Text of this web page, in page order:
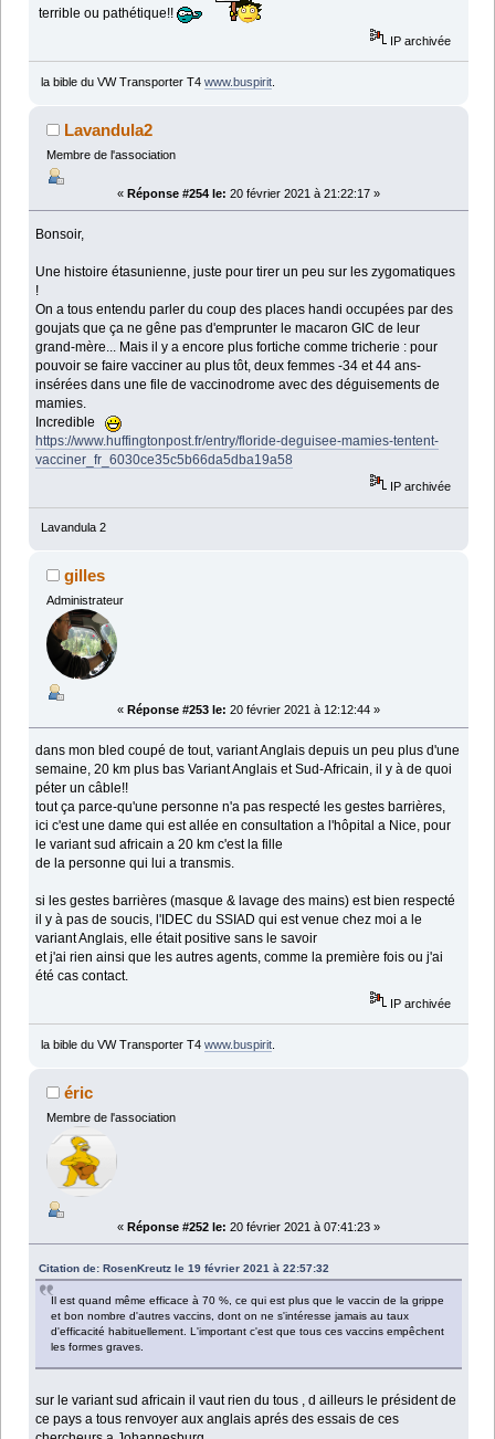
terrible ou pathétique!!
IP archivée
la bible du VW Transporter T4 www.buspirit.
Lavandula2
Membre de l'association
« Réponse #254 le: 20 février 2021 à 21:22:17 »
Bonsoir,
Une histoire étasunienne, juste pour tirer un peu sur les zygomatiques
!
On a tous entendu parler du coup des places handi occupées par des
goujats que ça ne gêne pas d'emprunter le macaron GIC de leur
grand-mère... Mais il y a encore plus fortiche comme tricherie : pour
pouvoir se faire vacciner au plus tôt, deux femmes -34 et 44 ans-
insérées dans une file de vaccinodrome avec des déguisements de
mamies.
Incredible
https://www.huffingtonpost.fr/entry/floride-deguisee-mamies-tentent-
vacciner_fr_6030ce35c5b66da5dba19a58
IP archivée
Lavandula 2
gilles
Administrateur
« Réponse #253 le: 20 février 2021 à 12:12:44 »
dans mon bled coupé de tout, variant Anglais depuis un peu plus d'une
semaine, 20 km plus bas Variant Anglais et Sud-Africain, il y à de quoi
péter un câble!!
tout ça parce-qu'une personne n'a pas respecté les gestes barrières,
ici c'est une dame qui est allée en consultation a l'hôpital a Nice, pour
le variant sud africain a 20 km c'est la fille
de la personne qui lui a transmis.
si les gestes barrières (masque & lavage des mains) est bien respecté
il y à pas de soucis, l'IDEC du SSIAD qui est venue chez moi a le
variant Anglais, elle était positive sans le savoir
et j'ai rien ainsi que les autres agents, comme la première fois ou j'ai
été cas contact.
IP archivée
la bible du VW Transporter T4 www.buspirit.
éric
Membre de l'association
« Réponse #252 le: 20 février 2021 à 07:41:23 »
Citation de: RosenKreutz le 19 février 2021 à 22:57:32
Il est quand même efficace à 70 %, ce qui est plus que le vaccin de la grippe
et bon nombre d'autres vaccins, dont on ne s'intéresse jamais au taux
d'efficacité habituellement. L'important c'est que tous ces vaccins empêchent
les formes graves.
sur le variant sud africain il vaut rien du tous , d ailleurs le président de
ce pays a tous renvoyer aux anglais aprés des essais de ces